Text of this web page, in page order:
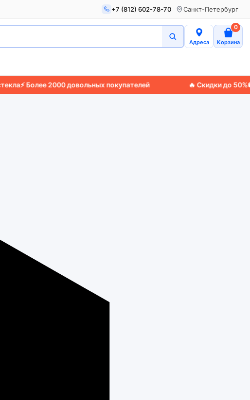
+7 (812) 602-78-70 Санкт-Петербург
Адреса Корзина
0
⚡ Более 2000 довольных покупателей 🔥 Скидки до 50%🚚